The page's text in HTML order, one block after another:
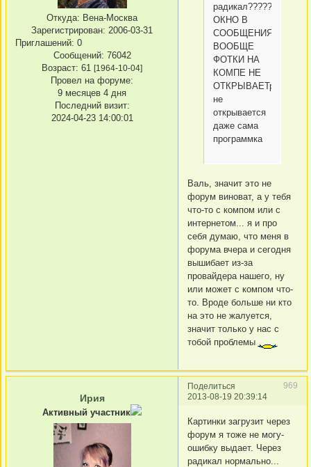
Откуда: Вена-Москва
Зарегистрирован: 2006-03-31
Приглашений: 0
Сообщений: 76042
Возраст: 61 [1964-10-04]
Провел на форуме:
9 месяцев 4 дня
Последний визит:
2024-04-23 14:00:01
рaдикал????????
ОКНО В
СООБЩЕНИЯХ
ВООБЩЕ
ФОТКИ НА
КОМПЕ НЕ
ОТКРЫВАЕТрадикал
не
открывается
даже сама
программка
Валь, значит это не
форум виноват, а у тебя
что-то с компом или с
интернетом... я и про
себя думаю, что меня в
форума вчера и сегодня
вышибает из-за
провайдера нашего, ну
или может с компом что-
то. Вроде больше ни кто
на это не жалуется,
значит только у нас с
тобой проблемы
Поделиться
969
2013-08-19 20:39:14
Ирия
Активный участник
Картинки загрузит через
форум я тоже не могу-
ошибку выдает. Через
радикал нормально...